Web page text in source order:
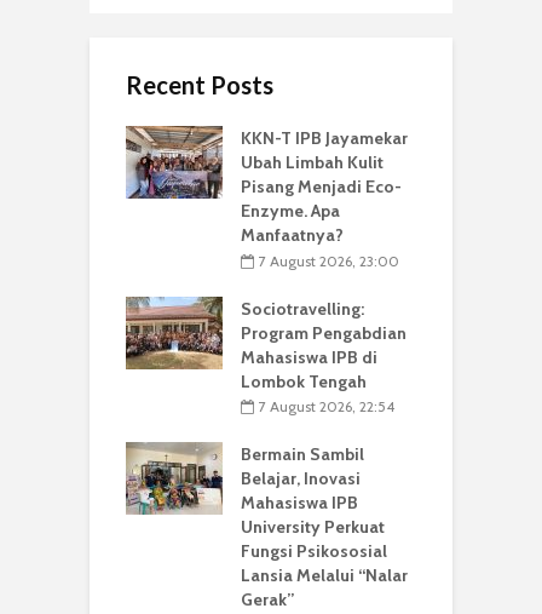
Recent Posts
KKN-T IPB Jayamekar
Ubah Limbah Kulit
Pisang Menjadi Eco-
Enzyme. Apa
Manfaatnya?
7 August 2026, 23:00
Sociotravelling:
Program Pengabdian
Mahasiswa IPB di
Lombok Tengah
7 August 2026, 22:54
Bermain Sambil
Belajar, Inovasi
Mahasiswa IPB
University Perkuat
Fungsi Psikososial
Lansia Melalui “Nalar
Gerak”